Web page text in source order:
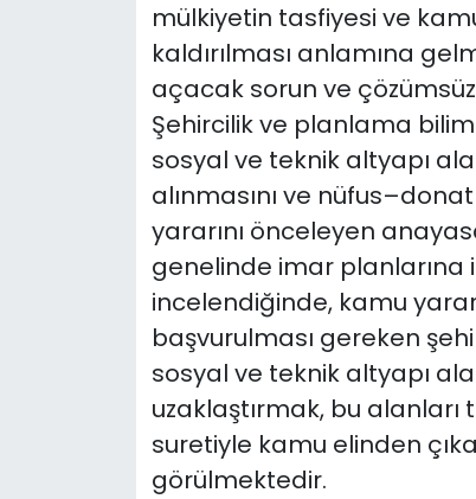
mülkiyetin tasfiyesi ve
kaldırılması anlamına
açacak sorun ve
Şehircilik ve planlama
sosyal ve teknik altyapı
alınmasını ve
yararını önceleyen
genelinde imar planlarına
incelendiğinde, kamu
başvurulması gereken
sosyal ve teknik altyapı
uzaklaştırmak, bu
suretiyle kamu elinden
görülmektedir.